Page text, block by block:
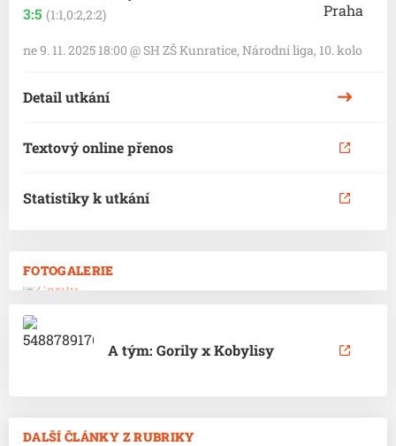
3:5 (1:1,0:2,2:2)
ne 9. 11. 2025 18:00 @ SH ZŠ Kunratice, Národní liga, 10. kolo
Detail utkání
Textový online přenos
Statistiky k utkání
FOTOGALERIE
A tým: Gorily x Kobylisy
DALŠÍ ČLÁNKY Z RUBRIKY